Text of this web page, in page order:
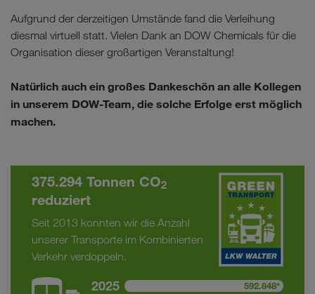
Aufgrund der derzeitigen Umstände fand die Verleihung
diesmal virtuell statt. Vielen Dank an DOW Chemicals für die
Organisation dieser großartigen Veranstaltung!
Natürlich auch ein großes Dankeschön an alle Kollegen
in unserem DOW-Team, die solche Erfolge erst möglich
machen.
375.294 Tonnen CO2
reduziert
Seit 2013 konnten wir die Anzahl
unserer Transporte im Kombinierten
Verkehr verdoppeln.
2025 592.848*